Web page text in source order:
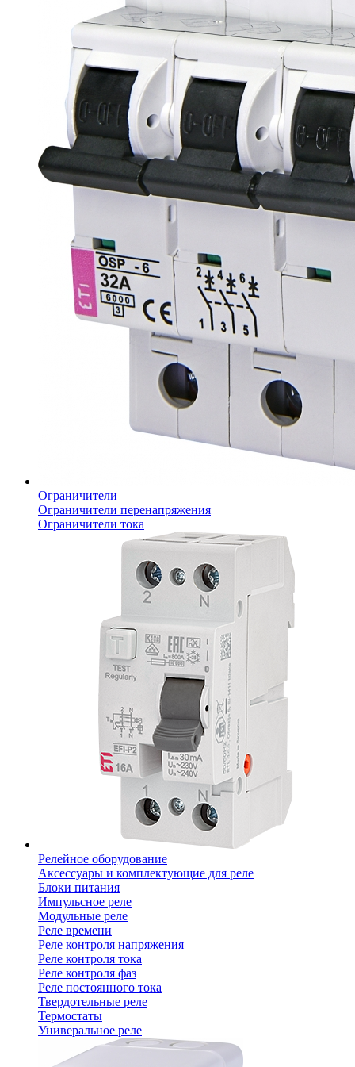
Ограничители
Ограничители перенапряжения
Ограничители тока
Релейное оборудование
Аксессуары и комплектующие для реле
Блоки питания
Импульсное реле
Модульные реле
Реле времени
Реле контроля напряжения
Реле контроля тока
Реле контроля фаз
Реле постоянного тока
Твердотельные реле
Термостаты
Универальное реле